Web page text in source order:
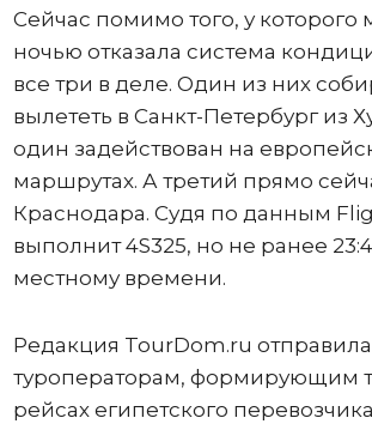
Сейчас помимо того, у
ночью отказала система
все три в деле. Один из них
вылететь в Санкт-Петербург из
один задействован на
маршрутах. А третий прямо
Краснодара. Судя по данным
выполнит 4S325, но не ранее
местному времени.
Редакция TourDom.ru
туроператорам, формирующим
рейсах египетского